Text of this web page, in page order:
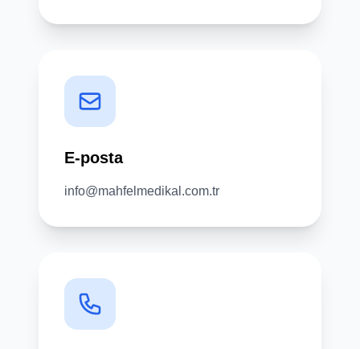
E-posta
info@mahfelmedikal.com.tr